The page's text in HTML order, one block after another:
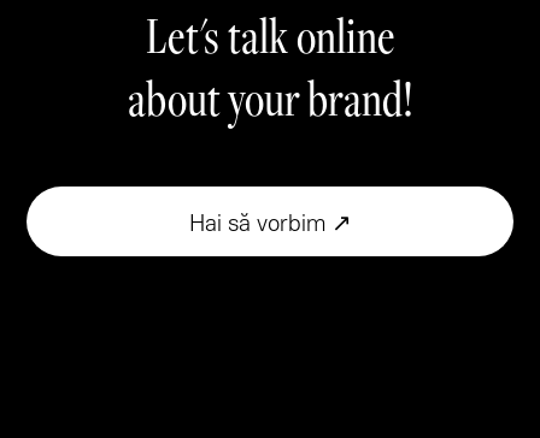
Let's talk online
about your brand!
Hai să vorbim ↗